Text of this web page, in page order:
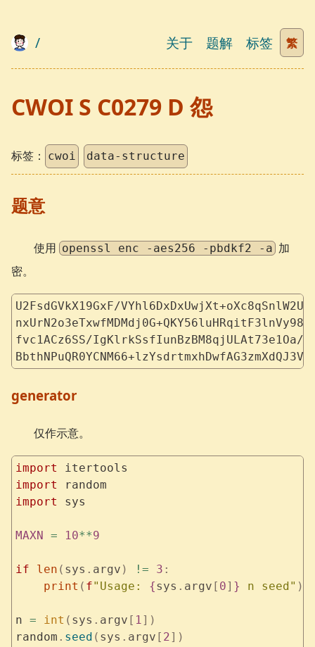
/ 关于 题解 标签 繁
CWOI S C0279 D 怨
标签： cwoi data-structure
题意
使用 openssl enc -aes256 -pbdkf2 -a 加
密。
U2FsdGVkX19GxF/
fvc1ACz6SS/IgKlrkSsfIunBzBM8qjULAt73e1Oa/
generator
仅作示意。
import itertools
import random
import sys
MAXN = 10**9
if len ( sys . argv ) != 3 :
    print
( f"Usage: {sys . argv [ 0] } n seed" )
n = int ( sys . argv [ 1 ])
random . seed ( sys . argv [ 2])